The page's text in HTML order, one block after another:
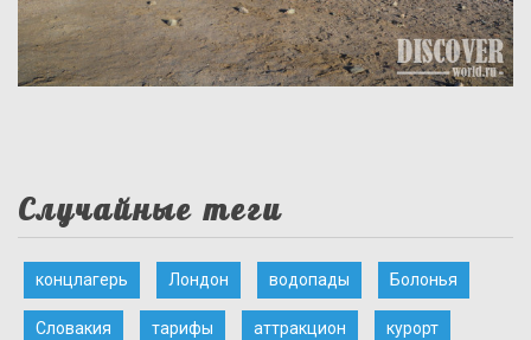
Случайные теги
концлагерь Лондон водопады Болонья
Словакия тарифы аттракцион курорт